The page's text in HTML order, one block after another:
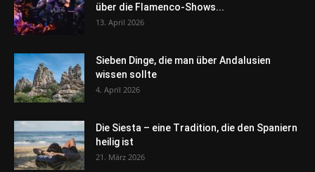
über die Flamenco-Shows...
13. April 2026
Sieben Dinge, die man über Andalusien
wissen sollte
4. April 2026
Die Siesta – eine Tradition, die den Spaniern
heilig ist
21. März 2026